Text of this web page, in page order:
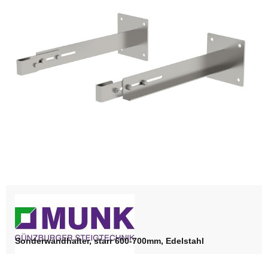
Sonderwandhalter, starr 600-700mm, Edelstahl